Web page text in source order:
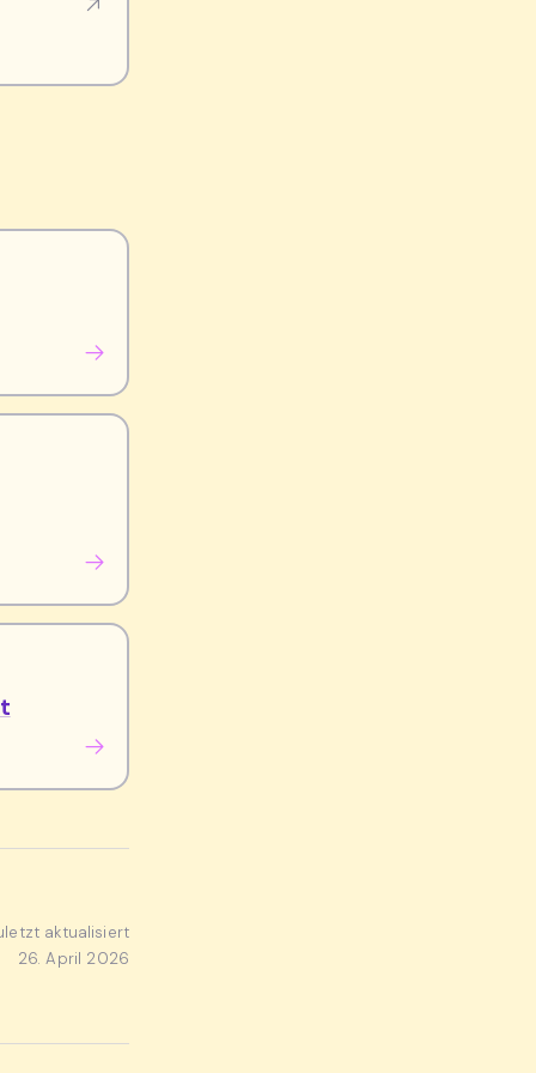
aktualisiert
26. April 2026